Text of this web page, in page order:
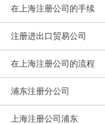
在上海注册公司的手续
注册进出口贸易公司
在上海注册公司的流程
浦东注册分公司
上海注册公司浦东